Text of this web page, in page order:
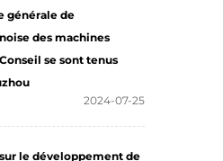
générale de
des machines
se sont tenus
2024-07-25
le développement de